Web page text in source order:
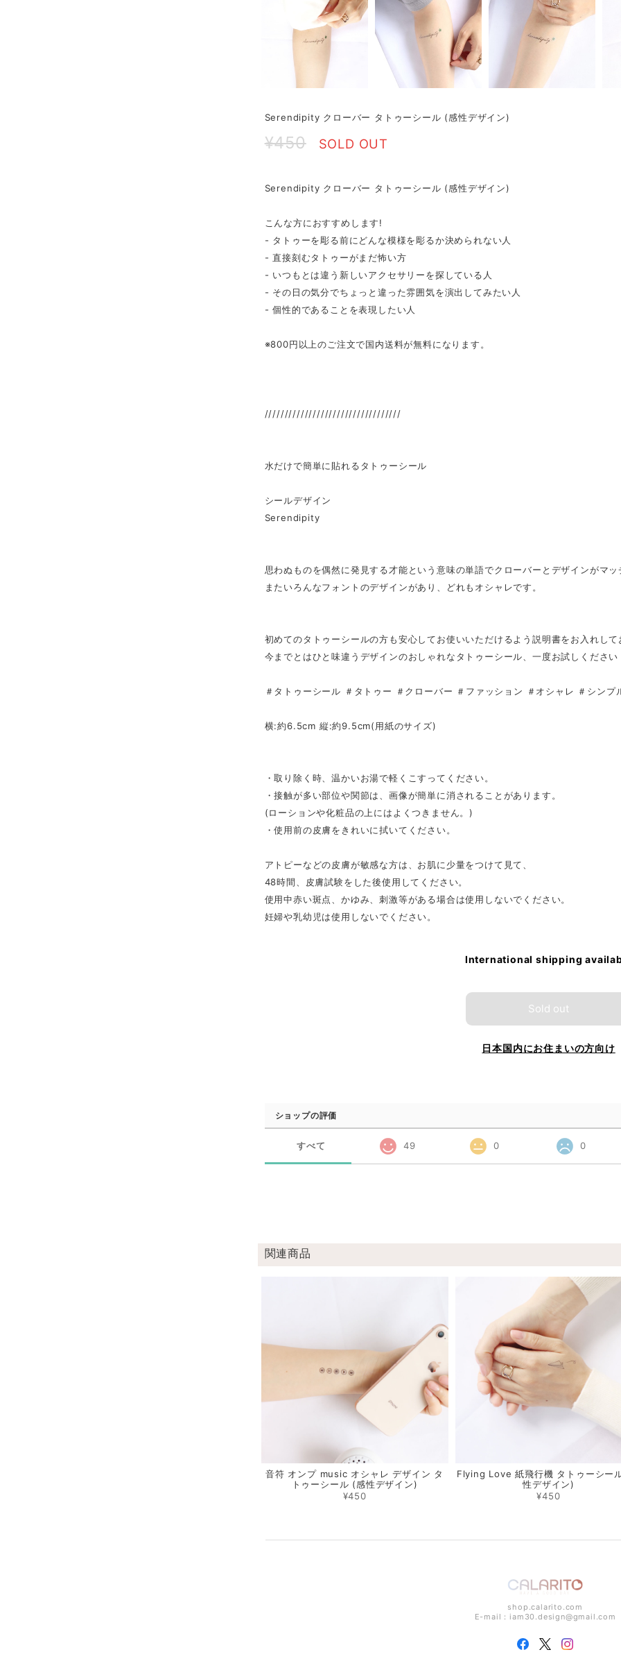
Serendipity クローバー タトゥーシール (感性デザイン)
¥450 SOLD OUT
Serendipity クローバー タトゥーシール (感性デザイン)
こんな方におすすめします!
- タトゥーを彫る前にどんな模様を彫るか決められない人
- 直接刻むタトゥーがまだ怖い方
- いつもとは違う新しいアクセサリーを探している人
- その日の気分でちょっと違った雰囲気を演出してみたい人
- 個性的であることを表現したい人
※800円以上のご注文で国内送料が無料になります。
//////////////////////////////////
水だけで簡単に貼れるタトゥーシール
シールデザイン
Serendipity
思わぬものを偶然に発見する才能という意味の単語でクローバーとデザインがマッ
またいろんなフォントのデザインがあり、どれもオシャレです。
初めてのタトゥーシールの方も安心してお使いいただけるよう説明書をお入れし
今までとはひと味違うデザインのおしゃれなタトゥーシール、一度お試しください
＃タトゥーシール ＃タトゥー ＃クローバー ＃ファッション ＃オシャレ ＃シンプ
横:約6.5cm 縦:約9.5cm(用紙のサイズ)
・取り除く時、温かいお湯で軽くこすってください。
・接触が多い部位や関節は、画像が簡単に消されることがあります。
(ローションや化粧品の上にはよくつきません。)
・使用前の皮膚をきれいに拭いてください。
アトピーなどの皮膚が敏感な方は、お肌に少量をつけて見て、
48時間、皮膚試験をした後使用してください。
使用中赤い斑点、かゆみ、刺激等がある場合は使用しないでください。
妊婦や乳幼児は使用しないでください。
International shipping
Sold out
日本国内にお住まいの方向け
ショップの評価
すべて 49 0 0
関連商品
音符 オンプ music オシャレ デザイン タ
トゥーシール (感性デザイン)
¥450
Flying Love 紙飛行機 タトゥーシー
性デザイン)
¥450
shop.calarito.com
E-mail： iam30.design@gmail.com